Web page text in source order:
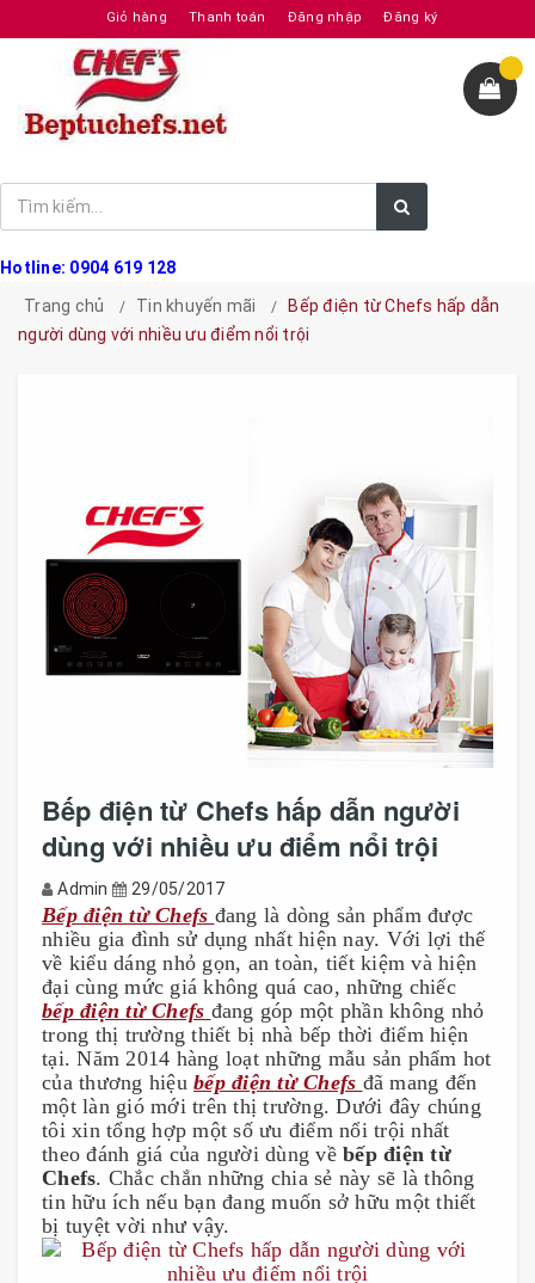
Giỏ hàng Thanh toán Đăng nhập Đăng ký
Hotline: 0904 619 128
Trang chủ
Tin khuyến mãi
Bếp điện từ Chefs hấp dẫn
người dùng với nhiều ưu điểm nổi trội
Bếp điện từ Chefs hấp dẫn người
dùng với nhiều ưu điểm nổi trội
Admin 29/05/2017
Bếp điện từ Chefs đang là dòng sản phẩm được
nhiều gia đình sử dụng nhất hiện nay. Với lợi thế
về kiểu dáng nhỏ gọn, an toàn, tiết kiệm và hiện
đại cùng mức giá không quá cao, những chiếc
bếp điện từ Chefs đang góp một phần không nhỏ
trong thị trường thiết bị nhà bếp thời điểm hiện
tại. Năm 2014 hàng loạt những mẫu sản phẩm hot
của thương hiệu bếp điện từ Chefs đã mang đến
một làn gió mới trên thị trường. Dưới đây chúng
tôi xin tổng hợp một số ưu điểm nổi trội nhất
theo đánh giá của người dùng về bếp điện từ
Chefs. Chắc chắn những chia sẻ này sẽ là thông
tin hữu ích nếu bạn đang muốn sở hữu một thiết
bị tuyệt vời như vậy.